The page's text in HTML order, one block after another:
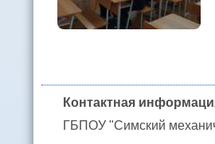
Контактная
ГБПОУ "Симский